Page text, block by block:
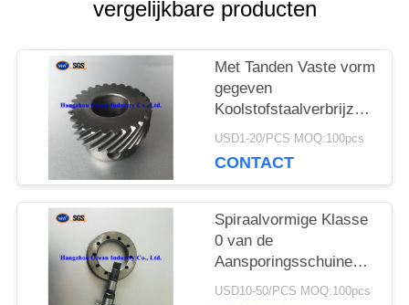
PRIVACY
POLICY
vergelijkbare producten
Met Tanden Vaste vorm
gegeven
Koolstofstaalverbrijzeling
1,75 Toestellen en
USD1-20/PCS MOQ:100pcs
CONTACT
Spiraalvormige Klasse
0 van de
Aansporingsschuine
rand JIS
USD10-50/PCS MOQ:100pcs